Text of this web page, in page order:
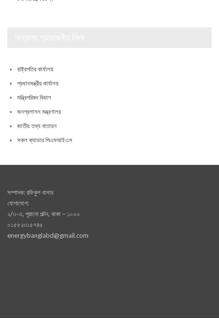
রাষ্ট্রপতির কার্যালয়
প্রধানমন্ত্রীর কার্যালয়
মন্ত্রিপরিষদ বিভাগ
জনপ্রশাসন মন্ত্রণালয়
জাতীয় তথ্য বাতায়ন
সকল ক্যাডার পিএমআইএস
সম্পাদক: রফিকুল বাসার
যোগাযোগ:
২/৩-এ, পূরানো পল্টন, থাকা – ১০০০
০১৫৫২৩১৫৭৪৫
energybanglabd@gmail.com